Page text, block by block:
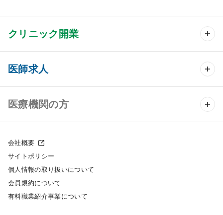
クリニック開業
クリニック開業 TOP
クリニック物件検索
クリニックの開業スタイル
クリニック開業までの流れ
開業支援事例
医師求人
医師求人 TOP
常勤求人検索
非常勤求人検索
スポット求人検索
医療機関の方
採用をお考えの医療機関の方
会社概要
サイトポリシー
個人情報の取り扱いについて
会員規約について
有料職業紹介事業について